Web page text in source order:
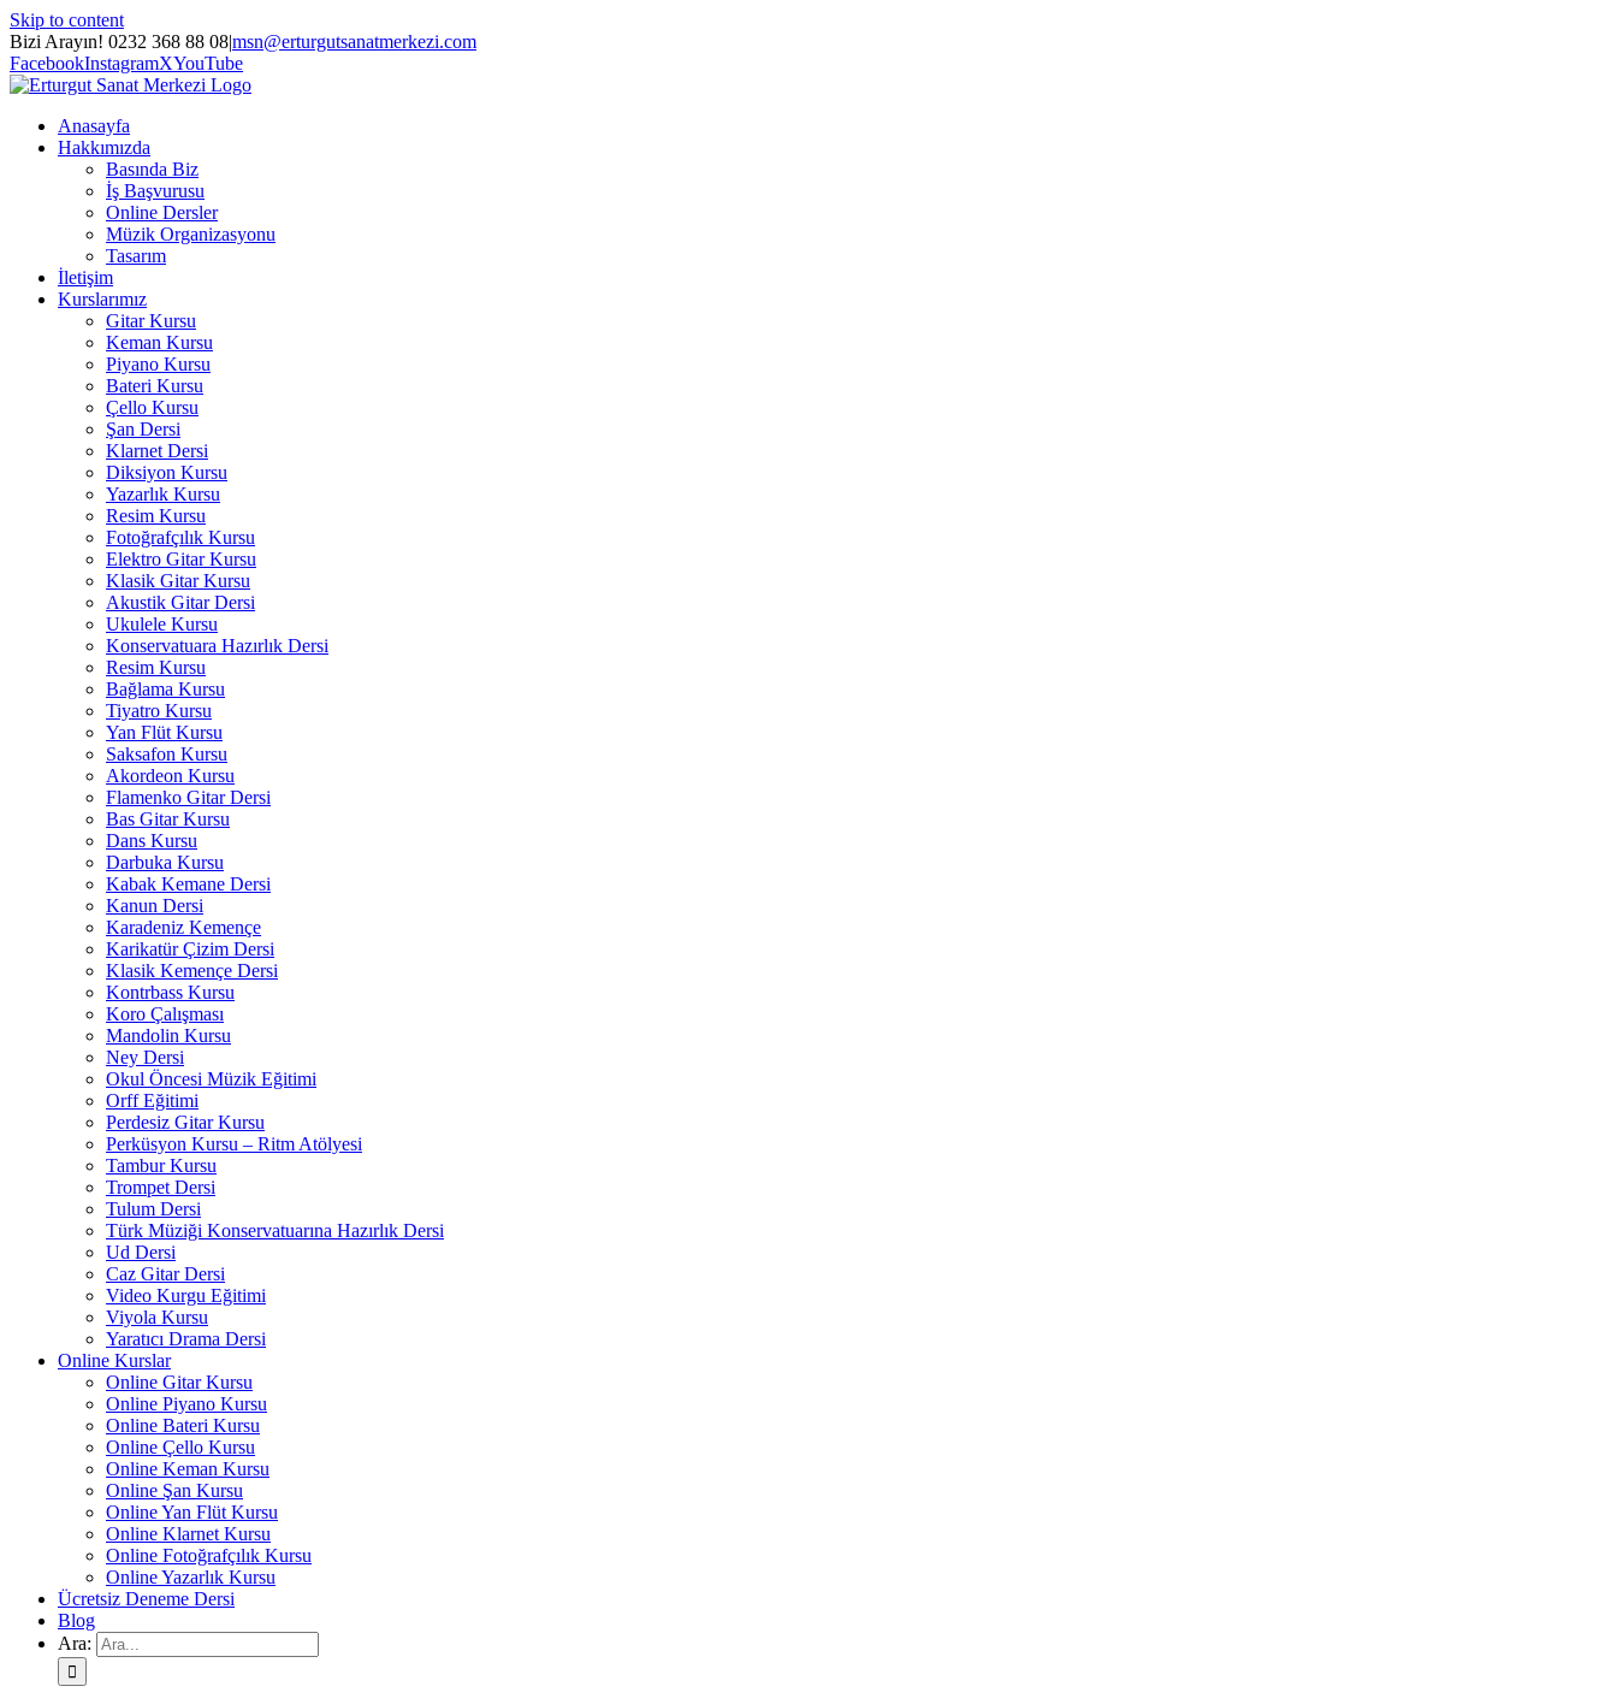
Skip to content
Bizi Arayın! 0232 368 88 08|msn@erturgutsanatmerkezi.com
FacebookInstagramXYouTube
Anasayfa
Hakkımızda
Basında Biz
İş Başvurusu
Online Dersler
Müzik Organizasyonu
Tasarım
İletişim
Kurslarımız
Gitar Kursu
Keman Kursu
Piyano Kursu
Bateri Kursu
Çello Kursu
Şan Dersi
Klarnet Dersi
Diksiyon Kursu
Yazarlık Kursu
Resim Kursu
Fotoğrafçılık Kursu
Elektro Gitar Kursu
Klasik Gitar Kursu
Akustik Gitar Dersi
Ukulele Kursu
Konservatuara Hazırlık Dersi
Resim Kursu
Bağlama Kursu
Tiyatro Kursu
Yan Flüt Kursu
Saksafon Kursu
Akordeon Kursu
Flamenko Gitar Dersi
Bas Gitar Kursu
Dans Kursu
Darbuka Kursu
Kabak Kemane Dersi
Kanun Dersi
Karadeniz Kemençe
Karikatür Çizim Dersi
Klasik Kemençe Dersi
Kontrbass Kursu
Koro Çalışması
Mandolin Kursu
Ney Dersi
Okul Öncesi Müzik Eğitimi
Orff Eğitimi
Perdesiz Gitar Kursu
Perküsyon Kursu – Ritm Atölyesi
Tambur Kursu
Trompet Dersi
Tulum Dersi
Türk Müziği Konservatuarına Hazırlık Dersi
Ud Dersi
Caz Gitar Dersi
Video Kurgu Eğitimi
Viyola Kursu
Yaratıcı Drama Dersi
Online Kurslar
Online Gitar Kursu
Online Piyano Kursu
Online Bateri Kursu
Online Çello Kursu
Online Keman Kursu
Online Şan Kursu
Online Yan Flüt Kursu
Online Klarnet Kursu
Online Fotoğrafçılık Kursu
Online Yazarlık Kursu
Ücretsiz Deneme Dersi
Blog
Ara: